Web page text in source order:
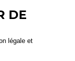
DE
légale et